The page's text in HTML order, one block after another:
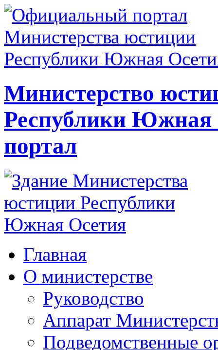
Министерство
Республики
портал
Главная
О министерстве
Руководство
Аппарат
Подведомственные